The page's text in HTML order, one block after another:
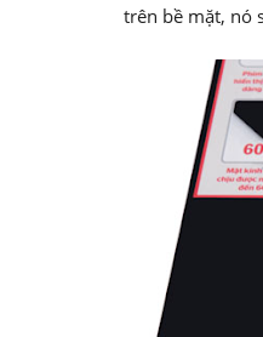
trên bề mặt, nó